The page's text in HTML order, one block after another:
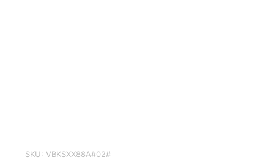
SKU: VBKSXX88A#02#